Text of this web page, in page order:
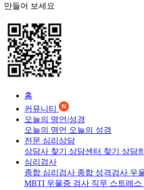
만들어 보세요
홈
커뮤니티
오늘의 명언/성경
오늘의 명언 오늘의 성경
전문 심리상담
상담사 찾기 상담센터 찾기 상담
심리검사
종합 심리검사 종합 성격검사 우
MBTI 우울증 검사 직무 스트레스